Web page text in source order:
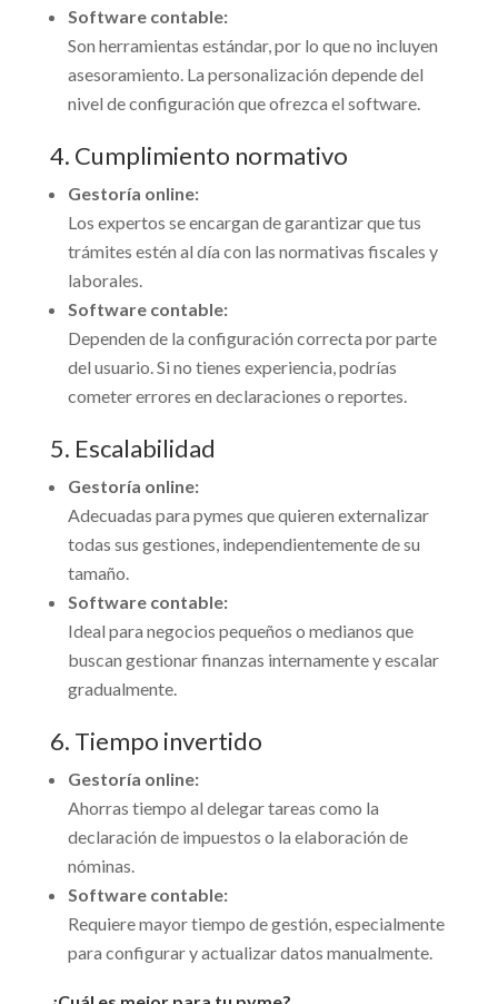
Software contable:
Son herramientas estándar, por lo que no incluyen
asesoramiento. La personalización depende del
nivel de configuración que ofrezca el software.
4. Cumplimiento normativo
Gestoría online:
Los expertos se encargan de garantizar que tus
trámites estén al día con las normativas fiscales y
laborales.
Software contable:
Dependen de la configuración correcta por parte
del usuario. Si no tienes experiencia, podrías
cometer errores en declaraciones o reportes.
5. Escalabilidad
Gestoría online:
Adecuadas para pymes que quieren externalizar
todas sus gestiones, independientemente de su
tamaño.
Software contable:
Ideal para negocios pequeños o medianos que
buscan gestionar finanzas internamente y escalar
gradualmente.
6. Tiempo invertido
Gestoría online:
Ahorras tiempo al delegar tareas como la
declaración de impuestos o la elaboración de
nóminas.
Software contable:
Requiere mayor tiempo de gestión, especialmente
para configurar y actualizar datos manualmente.